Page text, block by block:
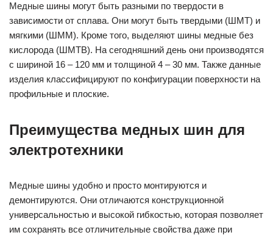
Медные шины могут быть разными по твердости в
зависимости от сплава. Они могут быть твердыми (ШМТ) и
мягкими (ШММ). Кроме того, выделяют шины медные без
кислорода (ШМТВ). На сегодняшний день они производятся
с шириной 16 – 120 мм и толщиной 4 – 30 мм. Также данные
изделия классифицируют по конфигурации поверхности на
профильные и плоские.
Преимущества медных шин для
электротехники
Медные шины удобно и просто монтируются и
демонтируются. Они отличаются конструкционной
универсальностью и высокой гибкостью, которая позволяет
им сохранять все отличительные свойства даже при